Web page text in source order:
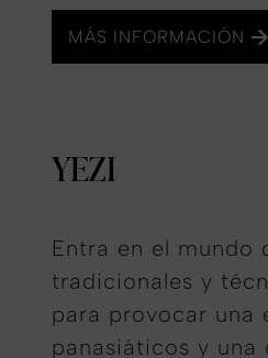
MÁS INFORMACIÓN
YEZI
Entra en el mundo
tradicionales y
para provocar una
panasiáticos y una